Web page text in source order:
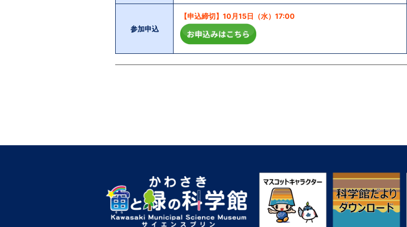
参加申込
【申込締切】10月15日（水）17:00